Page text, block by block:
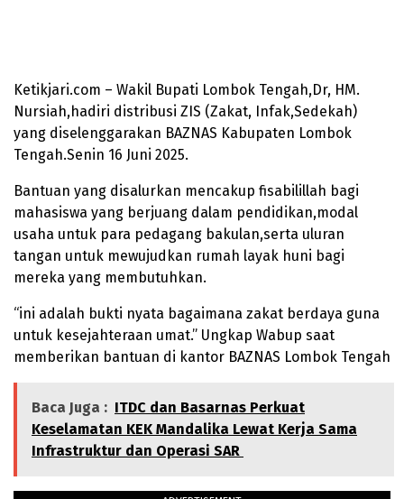
Ketikjari.com – Wakil Bupati Lombok Tengah,Dr, HM.
Nursiah,hadiri distribusi ZIS (Zakat, Infak,Sedekah)
yang diselenggarakan BAZNAS Kabupaten Lombok
Tengah.Senin 16 Juni 2025.
Bantuan yang disalurkan mencakup fisabilillah bagi
mahasiswa yang berjuang dalam pendidikan,modal
usaha untuk para pedagang bakulan,serta uluran
tangan untuk mewujudkan rumah layak huni bagi
mereka yang membutuhkan.
“ini adalah bukti nyata bagaimana zakat berdaya guna
untuk kesejahteraan umat.” Ungkap Wabup saat
memberikan bantuan di kantor BAZNAS Lombok Tengah
Baca Juga : ITDC dan Basarnas Perkuat
Keselamatan KEK Mandalika Lewat Kerja Sama
Infrastruktur dan Operasi SAR